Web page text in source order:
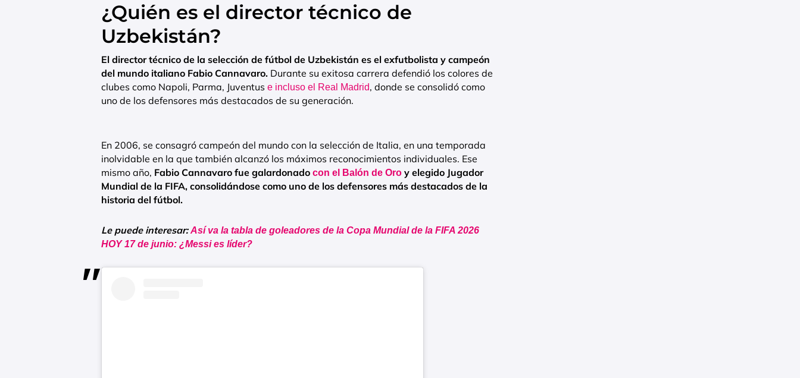
¿Quién es el director técnico de
Uzbekistán?
El director técnico de la selección de fútbol de Uzbekistán es el exfutbolista y campeón
del mundo italiano Fabio Cannavaro. Durante su exitosa carrera defendió los colores de
clubes como Napoli, Parma, Juventus e incluso el Real Madrid, donde se consolidó como
uno de los defensores más destacados de su generación.
En 2006, se consagró campeón del mundo con la selección de Italia, en una temporada
inolvidable en la que también alcanzó los máximos reconocimientos individuales. Ese
mismo año, Fabio Cannavaro fue galardonado con el Balón de Oro y elegido Jugador
Mundial de la FIFA, consolidándose como uno de los defensores más destacados de la
historia del fútbol.
Le puede interesar:Así va la tabla de goleadores de la Copa Mundial de la FIFA 2026
HOY 17 de junio: ¿Messi es líder?